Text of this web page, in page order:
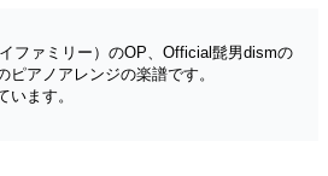
ファミリー）のOP、Official髭男dismの
ピアノアレンジの楽譜です。
います。